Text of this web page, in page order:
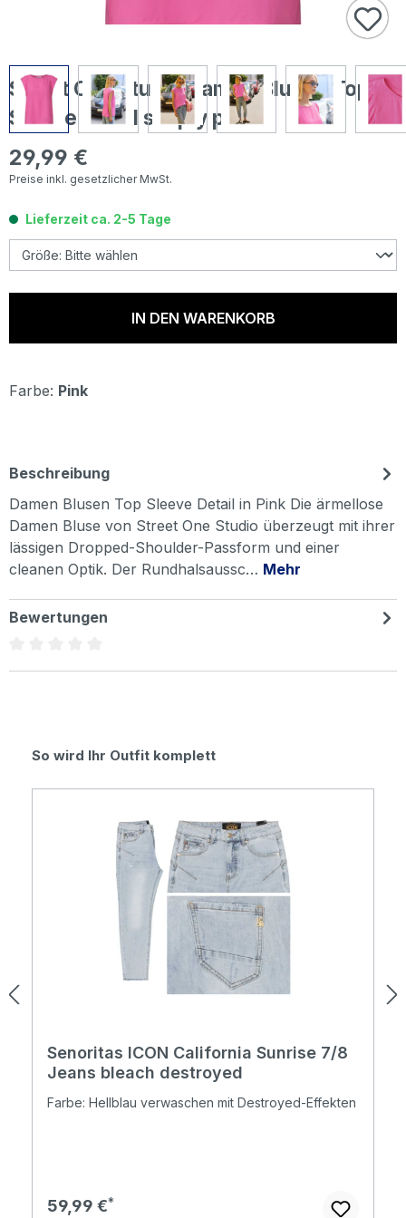
Street One Studio Damen Blusen Top
Sleeve Detail simply pink
Regulärer Preis:
29,99 €
Preise inkl. gesetzlicher MwSt.
Lieferzeit ca. 2-5 Tage
IN DEN WARENKORB
Farbe: Pink
Beschreibung
Damen Blusen Top Sleeve Detail in Pink Die ärmellose
Damen Bluse von Street One Studio überzeugt mit ihrer
lässigen Dropped-Shoulder-Passform und einer
cleanen Optik. Der Rundhalsaussc… Mehr
Bewertungen
Produktgalerie überspringen
So wird Ihr Outfit komplett
Senoritas ICON California Sunrise 7/8
Jeans bleach destroyed
Farbe: Hellblau verwaschen mit Destroyed-Effekten
Regulärer Preis:
59,99 €